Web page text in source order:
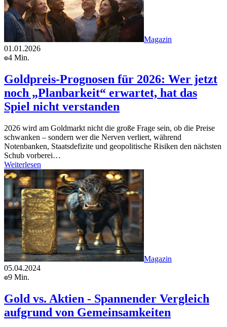
Magazin
01.01.2026
4 Min.
Goldpreis-Prognosen für 2026: Wer jetzt
noch „Planbarkeit“ erwartet, hat das
Spiel nicht verstanden
2026 wird am Goldmarkt nicht die große Frage sein, ob die Preise
schwanken – sondern wer die Nerven verliert, während
Notenbanken, Staatsdefizite und geopolitische Risiken den nächsten
Schub vorberei…
Weiterlesen
Magazin
05.04.2024
9 Min.
Gold vs. Aktien - Spannender Vergleich
aufgrund von Gemeinsamkeiten